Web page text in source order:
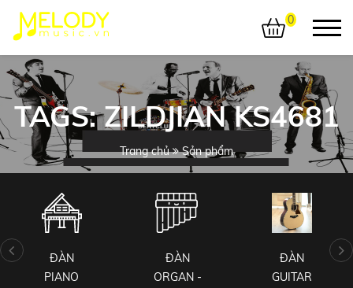
0
TAGS: ZILDJIAN KS4681
Trang chủ Sản phẩm
ĐÀN
PIANO
ĐÀN
ORGAN -
ĐÀN
GUITAR